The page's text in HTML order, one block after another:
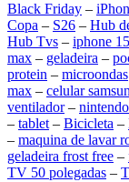
Black Friday –
Copa – S26 – Hub
Hub Tvs – iphone 15
max – geladeira –
protein – microondas
max – celular
ventilador–
– tablet – Bicicleta –
– maquina de lavar
geladeira frost free –
TV 50 polegadas –